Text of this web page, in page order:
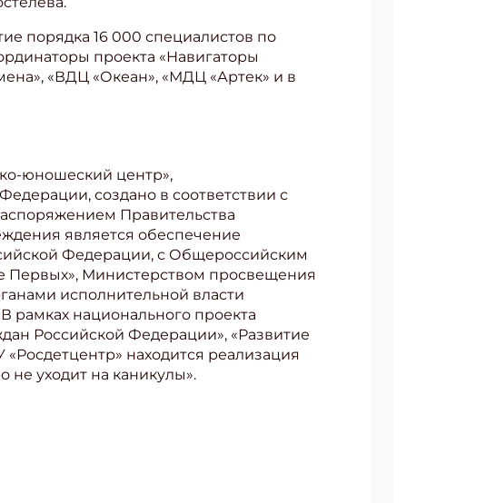
порядка 16 000 специалистов по
проекта «Навигаторы
«ВДЦ «Океан», «МДЦ «Артек» и в
юношеский центр»,
создано в соответствии с
Правительства
является обеспечение
Федерации, с Общероссийским
Министерством просвещения
исполнительной власти
рамках национального проекта
Российской Федерации», «Развитие
находится реализация
не уходит на каникулы».